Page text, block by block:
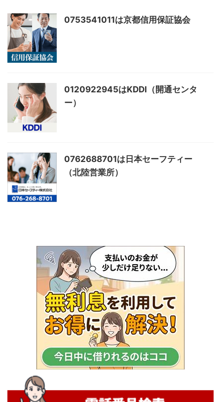
0753541011は京都信用保証協会
0120922945はKDDI（開通センタ
ー）
0762688701は日本セーフティー
（北陸営業所）